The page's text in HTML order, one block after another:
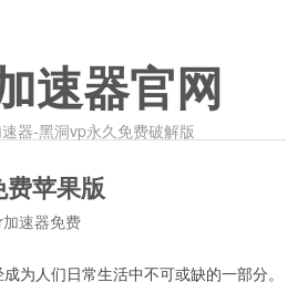
速器官网
器-黑洞vp永久免费破解版
苹果版
速器免费
人们日常生活中不可或缺的一部分。